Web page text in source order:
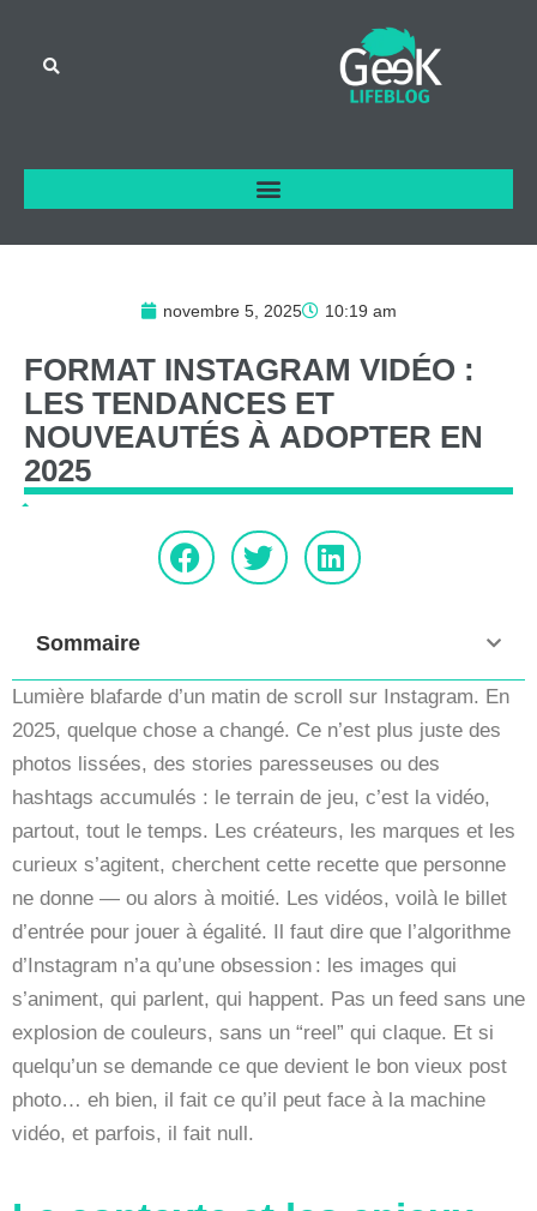
novembre 5, 2025 10:19 am
FORMAT INSTAGRAM VIDÉO :
LES TENDANCES ET
NOUVEAUTÉS À ADOPTER EN
2025
Sommaire
Lumière blafarde d’un matin de scroll sur Instagram. En
2025, quelque chose a changé. Ce n’est plus juste des
photos lissées, des stories paresseuses ou des
hashtags accumulés : le terrain de jeu, c’est la vidéo,
partout, tout le temps. Les créateurs, les marques et les
curieux s’agitent, cherchent cette recette que personne
ne donne — ou alors à moitié. Les vidéos, voilà le billet
d’entrée pour jouer à égalité. Il faut dire que l’algorithme
d’Instagram n’a qu’une obsession : les images qui
s’animent, qui parlent, qui happent. Pas un feed sans une
explosion de couleurs, sans un “reel” qui claque. Et si
quelqu’un se demande ce que devient le bon vieux post
photo… eh bien, il fait ce qu’il peut face à la machine
vidéo, et parfois, il fait null.